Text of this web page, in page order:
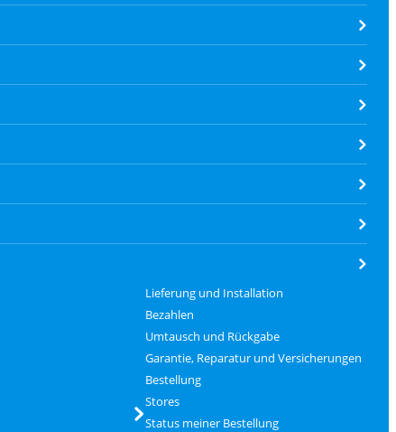
Lieferung und Installation
Bezahlen
Umtausch und Rückgabe
Garantie, Reparatur und Versicherungen
Bestellung
Stores
Status meiner Bestellung